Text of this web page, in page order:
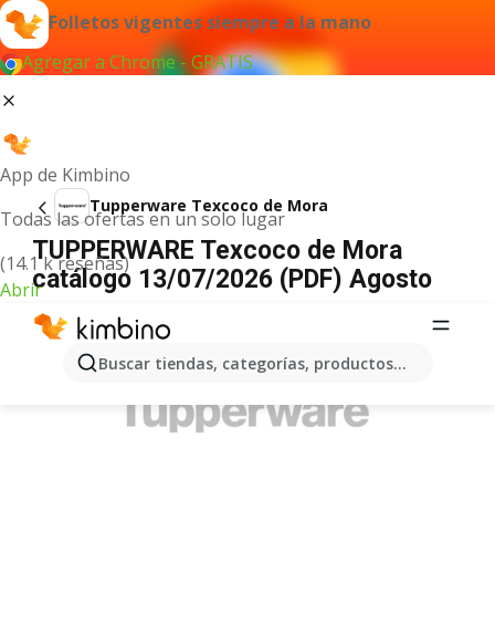
Folletos vigentes siempre a la mano
Agregar a Chrome - GRATIS
App de Kimbino
Todas las ofertas en un solo lugar
(14.1 k reseñas)
Abrir
Buscar tiendas, categorías, productos...
Tupperware Texcoco de Mora
TUPPERWARE Texcoco de Mora
catálogo 13/07/2026 (PDF) Agosto